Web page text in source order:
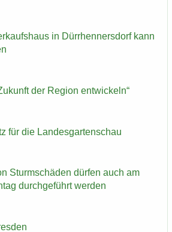
in Dürr­hen­ners­dorf kann
der Re­gi­on ent­wi­ckeln“
für die Lan­des­gar­ten­schau
Sturm­schä­den dür­fen auch am
durch­ge­führt wer­den